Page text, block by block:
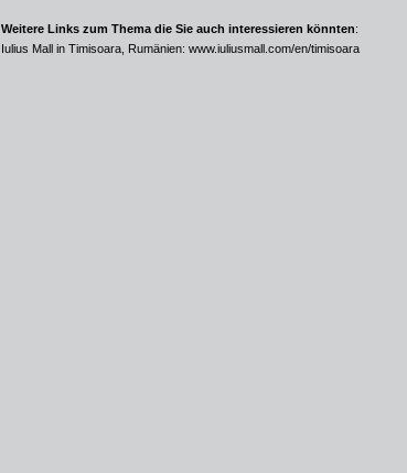
Weitere Links zum Thema die Sie auch interessieren könnten:
Iulius Mall in Timisoara, Rumänien: www.iuliusmall.com/en/timisoara